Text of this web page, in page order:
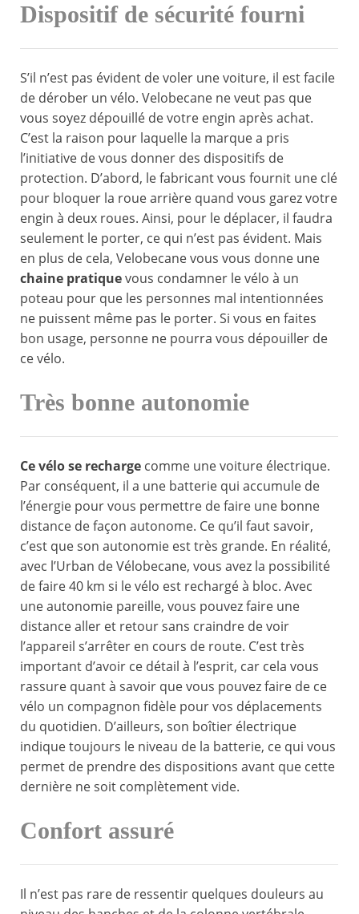
Dispositif de sécurité fourni
S’il n’est pas évident de voler une voiture, il est facile
de dérober un vélo. Velobecane ne veut pas que
vous soyez dépouillé de votre engin après achat.
C’est la raison pour laquelle la marque a pris
l’initiative de vous donner des dispositifs de
protection. D’abord, le fabricant vous fournit une clé
pour bloquer la roue arrière quand vous garez votre
engin à deux roues. Ainsi, pour le déplacer, il faudra
seulement le porter, ce qui n’est pas évident. Mais
en plus de cela, Velobecane vous vous donne une
chaine pratiquevous condamner le vélo à un
poteau pour que les personnes mal intentionnées
ne puissent même pas le porter. Si vous en faites
bon usage, personne ne pourra vous dépouiller de
ce vélo.
Très bonne autonomie
Ce vélo se recharge comme une voiture électrique.
Par conséquent, il a une batterie qui accumule de
l’énergie pour vous permettre de faire une bonne
distance de façon autonome. Ce qu’il faut savoir,
c’est que son autonomie est très grande. En réalité,
avec l’Urban de Vélobecane, vous avez la possibilité
de faire 40 km si le vélo est rechargé à bloc. Avec
une autonomie pareille, vous pouvez faire une
distance aller et retour sans craindre de voir
l’appareil s’arrêter en cours de route. C’est très
important d’avoir ce détail à l’esprit, car cela vous
rassure quant à savoir que vous pouvez faire de ce
vélo un compagnon fidèle pour vos déplacements
du quotidien. D’ailleurs, son boîtier électrique
indique toujours le niveau de la batterie, ce qui vous
permet de prendre des dispositions avant que cette
dernière ne soit complètement vide.
Confort assuré
Il n’est pas rare de ressentir quelques douleurs au